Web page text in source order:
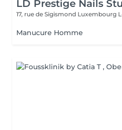
LD Prestige Nails
17, rue de Sigismond Luxembourg
Manucure Homme